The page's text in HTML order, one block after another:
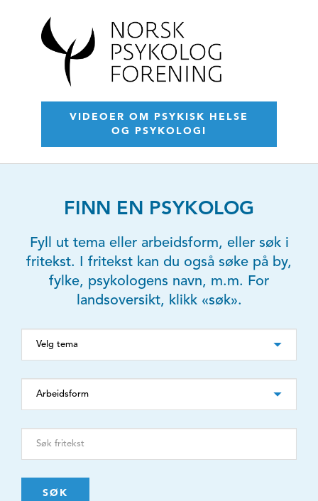
VIDEOER OM PSYKISK HELSE
OG PSYKOLOGI
FINN EN PSYKOLOG
Fyll ut tema eller arbeidsform, eller søk i
fritekst. I fritekst kan du også søke på by,
fylke, psykologens navn, m.m. For
landsoversikt, klikk «søk».
SØK